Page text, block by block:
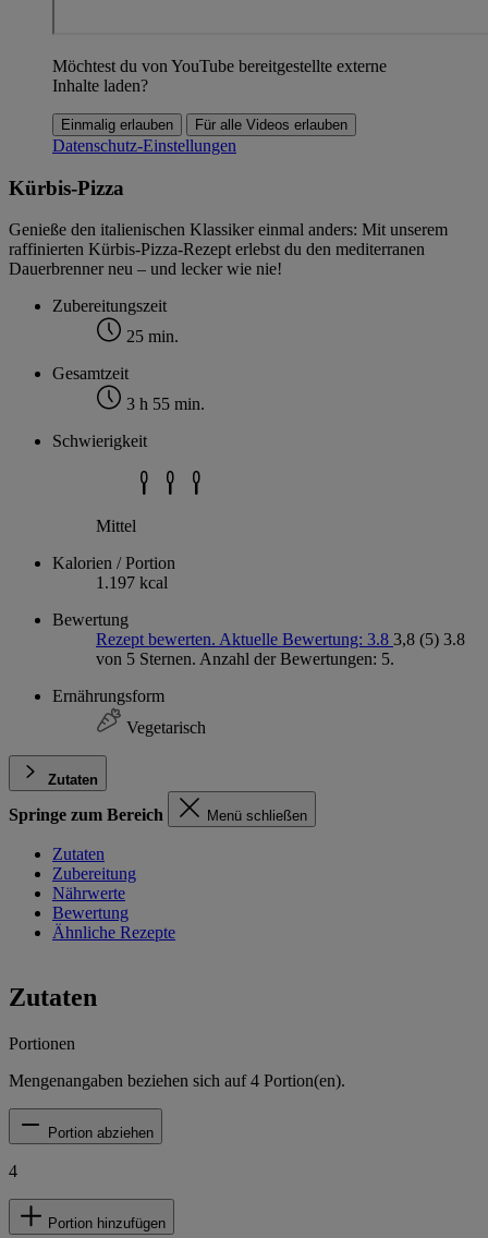
Möchtest du von YouTube bereitgestellte externe
Inhalte laden?
Einmalig erlauben Für alle Videos erlauben
Datenschutz-Einstellungen
Kürbis-Pizza
Genieße den italienischen Klassiker einmal anders: Mit unserem
raffinierten Kürbis-Pizza-Rezept erlebst du den mediterranen
Dauerbrenner neu – und lecker wie nie!
Zubereitungszeit
25 min.
Gesamtzeit
3 h 55 min.
Schwierigkeit
Mittel
Kalorien / Portion
1.197 kcal
Bewertung
Rezept bewerten. Aktuelle Bewertung: 3.8 3,8 (5) 3.8
von 5 Sternen. Anzahl der Bewertungen: 5.
Ernährungsform
Vegetarisch
Zutaten
Springe zum Bereich Menü schließen
Zutaten
Zubereitung
Nährwerte
Bewertung
Ähnliche Rezepte
Zutaten
Portionen
Mengenangaben beziehen sich auf4 Portion(en).
Portion abziehen
4
Portion hinzufügen